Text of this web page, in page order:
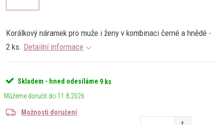
Korálkový náramek pro muže i ženy v kombinaci černé a hnědé -
2 ks. Detailní informace
Skladem - hned odesíláme 9 ks
11.8.2026
Možnosti doručení